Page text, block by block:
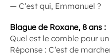
— C’est qui, Emmanuel ?
Blague de Roxane, 8 ans :
Quel est le comble pour
Réponse : C’est de